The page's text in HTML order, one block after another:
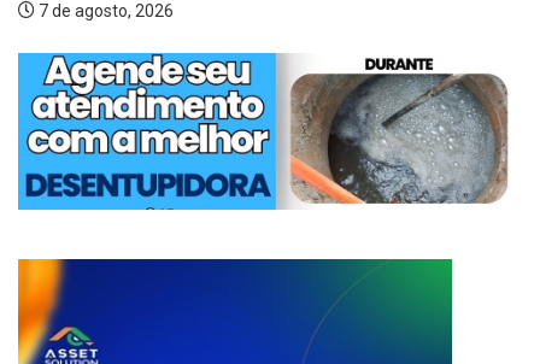
7 de agosto, 2026